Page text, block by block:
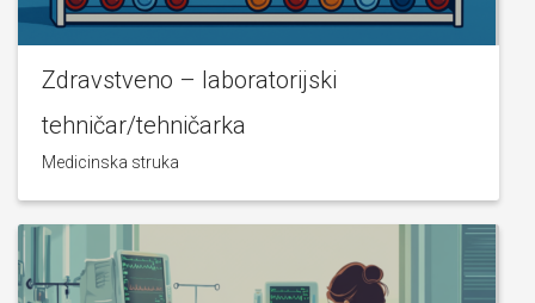
Zdravstveno – laboratorijski
tehničar/tehničarka
Medicinska struka